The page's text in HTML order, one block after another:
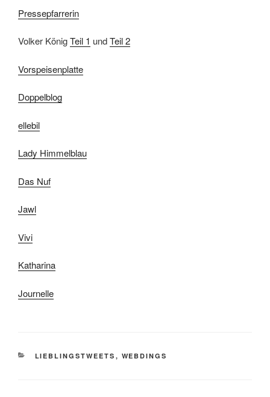
Pressepfarrerin
Volker KönigTeil 1 undTeil 2
Vorspeisenplatte
Doppelblog
ellebil
Lady Himmelblau
Das Nuf
Jawl
Vivi
Katharina
Journelle
KATEGORIEN
LIEBLINGSTWEETS , WEBDINGS